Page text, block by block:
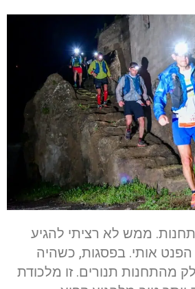
יש תחנות. ממש לא רציתי להגיע
אותי. בפסגות, כשהיה
מהתחנות תנורים. זו מלכודת